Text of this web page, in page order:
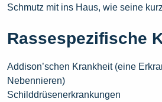
Schmutz mit ins Haus, wie seine
Rassespezifische
Addison’schen Krankheit (eine
Nebennieren)
Schilddrüsenerkrankungen